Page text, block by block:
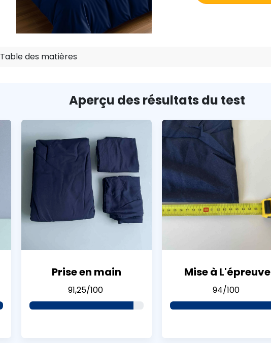
Table des matières
Aperçu des résultats du test
Prise en main
91,25/100
Mise à L'épreuve
94/100